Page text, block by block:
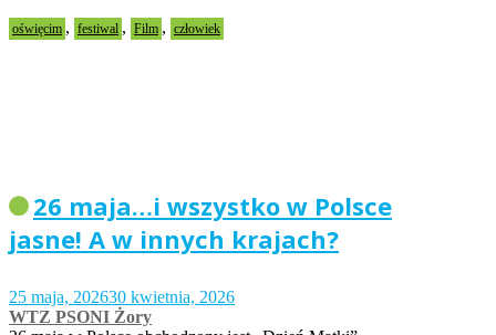
oświęcim , festiwal , Film , człowiek
26 maja…i wszystko w Polsce
jasne! A w innych krajach?
25 maja, 202630 kwietnia, 2026
WTZ PSONI Żory